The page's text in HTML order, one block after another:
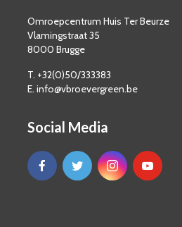
Omroepcentrum Huis Ter Beurze
Vlamingstraat 35
8000 Brugge
T. +32(0)50/333383
E. info@vbroevergreen.be
Social Media